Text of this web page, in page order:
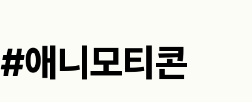
#애니모티콘